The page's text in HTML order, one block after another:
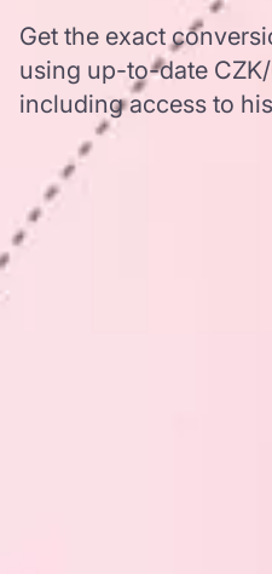
Get the exact
using up-to-date
including access to